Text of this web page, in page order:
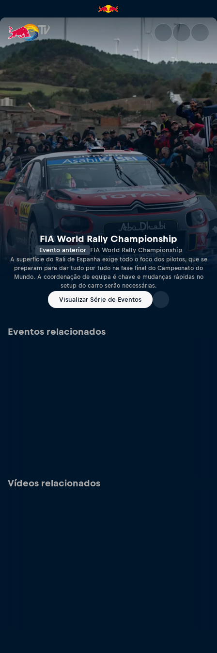
FIA World Rally
FIA World Rally Championship
Evento anterior FIA World Rally Championship
A superfície do Rali de Espanha exige todo o foco dos pilotos, que se
preparam para dar tudo por tudo na fase final do Campeonato do
Mundo. A coordenação de equipa é chave e mudanças rápidas no
setup do carro serão necessárias.
Visualizar Série de Eventos
Eventos relacionados
Vídeos relacionados